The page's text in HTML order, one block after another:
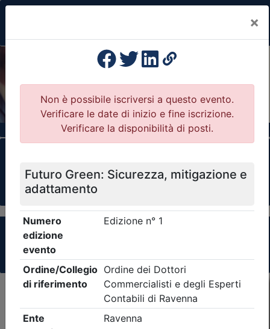
×
Previous
Il portale della formazione per Ordini e
Collegi Professionali
Clicca qui - espandi la sezione dei filtri ricerca
Criteri di ricerca applicati: